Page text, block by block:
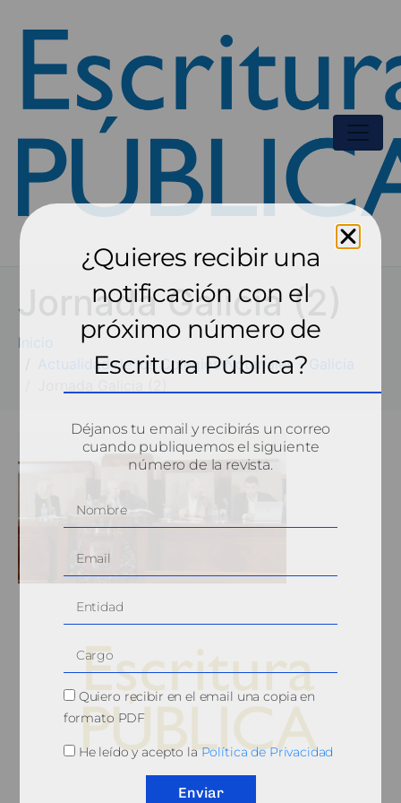
Jornada Galicia (2)
Inicio
Actualidad de los Colegios Notariales - Galicia
© 2010, Consejo General del Notariado
¿Quieres recibir una
notificación con el
próximo número de
Escritura Pública?
Déjanos tu email y recibirás un correo
cuando publiquemos el siguiente
número de la revista.
Quiero recibir en el email una copia en
formato PDF
He leído y acepto laPolítica de Privacidad
Enviar